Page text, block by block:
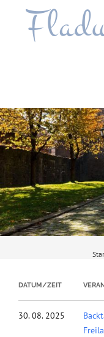
DATUM/ZEIT
30. 08. 2025